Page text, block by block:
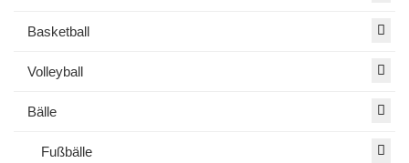
Basketball
Volleyball
Bälle
Fußbälle